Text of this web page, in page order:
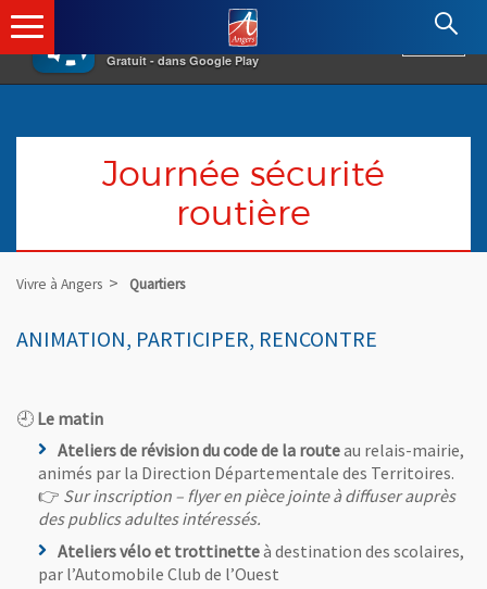
×
Gratuit - dans Google Play
Angers.fr : Retour à l'accueil
Journée sécurité
routière
Vivre à Angers Quartiers
ANIMATION, PARTICIPER, RENCONTRE
🕘 Le matin
Ateliers de révision du code de la routeau relais-mairie,
animés par la Direction Départementale des Territoires.
👉 Sur inscription – flyer en pièce jointe à diffuser auprès
des publics adultes intéressés.
Ateliers vélo et trottinetteà destination des scolaires,
par l’Automobile Club de l’Ouest